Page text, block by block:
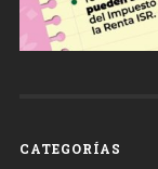
CATEGORÍAS